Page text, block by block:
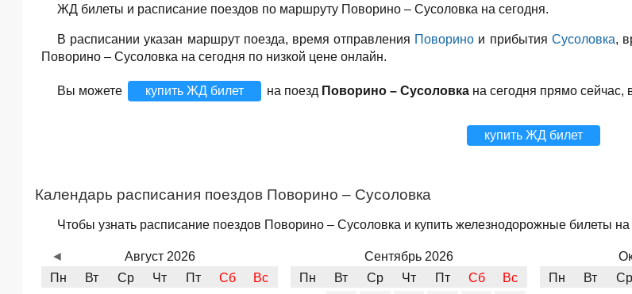
ЖД билеты и расписание поездов по маршруту Поворино – Сусоловка на сегодня.
В расписании указан маршрут поезда, время отправления Поворино и прибытия Сусоловка,
Поворино – Сусоловка на сегодня по низкой цене онлайн.
Вы можете купить ЖД билет на поезд Поворино – Сусоловка на сегодня прямо
купить ЖД билет
Календарь расписания поездов Поворино – Сусоловка
Чтобы узнать расписание поездов Поворино – Сусоловка и купить железнодорожные билеты
Август 2026
Пн
Вт Ср Чт Пт Сб
Вс
Сентябрь 2026
Пн
Вт Ср Чт Пт Сб
Вс
Пн
Вт Ср
◄